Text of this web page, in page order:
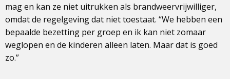
mag en kan ze niet uitrukken als brandweervrijwilliger,
omdat de regelgeving dat niet toestaat. “We hebben een
bepaalde bezetting per groep en ik kan niet zomaar
weglopen en de kinderen alleen laten. Maar dat is goed
zo.”